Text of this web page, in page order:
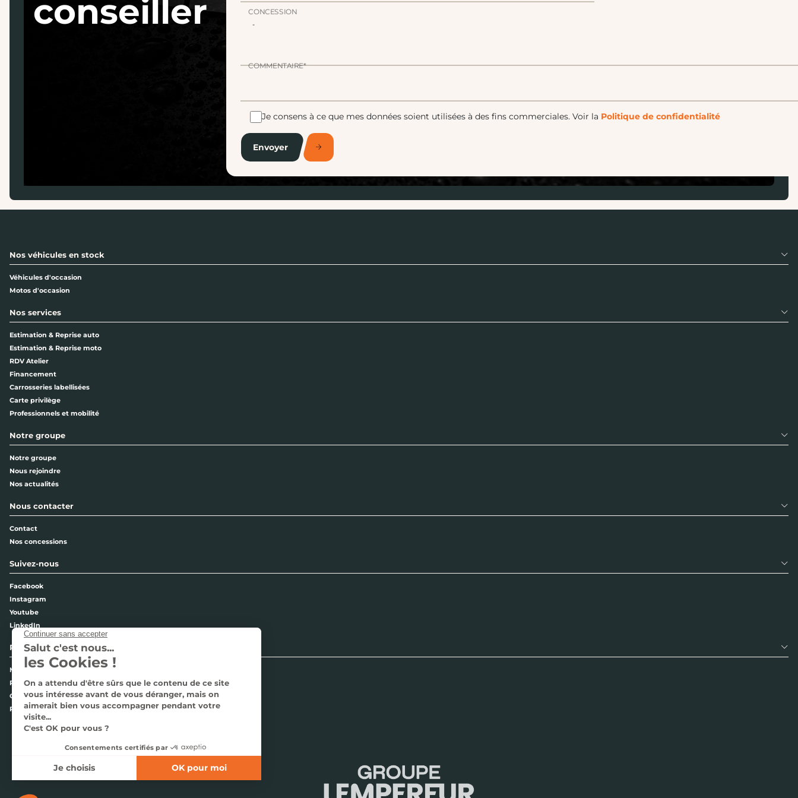
conseiller
CONCESSION
COMMENTAIRE*
Je consens à ce que mes données soient utilisées à des fins commerciales. Voir la Politique de confidentialité
Envoyer
Nos véhicules en stock
Véhicules d'occasion
Motos d'occasion
Nos services
Estimation & Reprise auto
Estimation & Reprise moto
RDV Atelier
Financement
Carrosseries labellisées
Carte privilège
Professionnels et mobilité
Notre groupe
Notre groupe
Nous rejoindre
Nos actualités
Nous contacter
Contact
Nos concessions
Suivez-nous
Facebook
Instagram
Youtube
LinkedIn
Pages légales
Mentions légales
Politique de confidentialité
Cookies
Plan du site